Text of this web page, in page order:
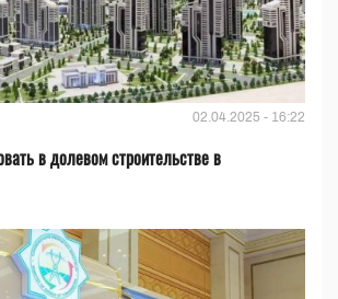
02.04.2025 - 16:22
в долевом строительстве в